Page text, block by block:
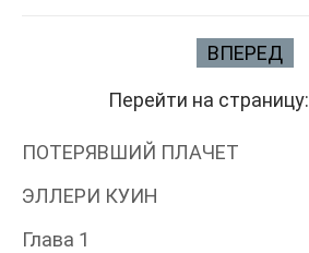
ВПЕРЕД
Перейти на страницу:
ПОТЕРЯВШИЙ ПЛАЧЕТ
ЭЛЛЕРИ КУИН
Глава 1